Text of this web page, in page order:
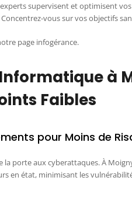
supervisent et optimisent
Concentrez-vous sur vos objectifs
page infogérance.
à
Faibles
pour Moins de
porte aux cyberattaques. À
en état, minimisant les